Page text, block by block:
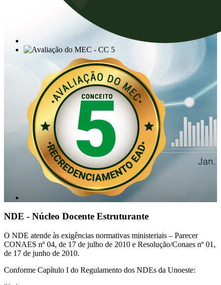
NDE - Núcleo Docente Estruturante
O NDE atende às exigências normativas ministeriais – Parecer
CONAES nº 04, de 17 de julho de 2010 e Resolução/Conaes nº 01,
de 17 de junho de 2010.
Conforme Capítulo I do Regulamento dos NDEs da Unoeste: